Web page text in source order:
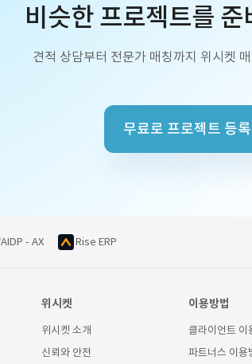
비슷한 프로젝트를
견적 상담부터 전문가 매칭까지 위시켓
무료로 프로젝트 등록
AIDP - AX Rise ERP
위시켓
위시켓 소개
신뢰와 안전
이용방법
클라이언트 이
파트너스 이용